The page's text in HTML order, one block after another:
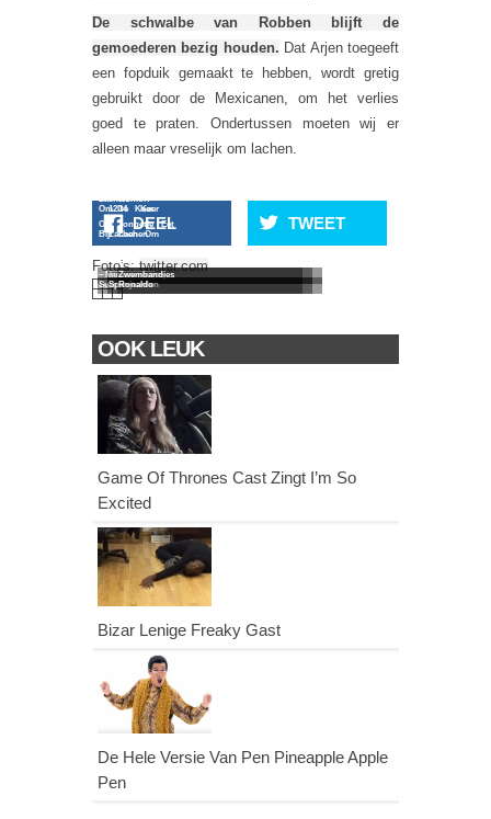
De schwalbe van Robben blijft de
gemoederen bezig houden. Dat Arjen toegeeft
een fopduik gemaakt te hebben, wordt gretig
gebruikt door de Mexicanen, om het verlies
goed te praten. Ondertussen moeten wij er
alleen maar vreselijk om lachen.
DEEL TWEET
Foto's:twitter.com
Lachen
Om
– Mexico
iiiiiiiiiiiiiiiiiiiiico
Humor!
Jongetje Eet
Zwembandjes
Om De
Bijt
Van
Suarez
12 Keer
Lachen Om
Spanjaarden
14 Keer
Lachen
Om
Ronaldo
OOK LEUK
Game Of Thrones Cast Zingt I’m So
Excited
Bizar Lenige Freaky Gast
De Hele Versie Van Pen Pineapple Apple
Pen